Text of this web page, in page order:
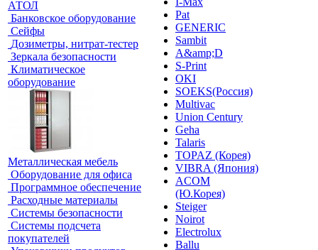
АТОЛ
Банковское оборудование
Сейфы
Дозиметры, нитрат-тестер
Зеркала безопасности
Климатическое
оборудование
Металлическая мебель
Оборудование для офиса
Программное обеспечение
Расходные материалы
Системы безопасности
Системы подсчета
покупателей
Pat
GENERIC
Sambit
A&amp;D
S-Print
OKI
SOEKS(Россия)
Multivac
Union Century
Geha
Talaris
TOPAZ (Корея)
VIBRA (Япония)
ACOM
(Ю.Корея)
Steiger
Noirot
Electrolux
Ballu